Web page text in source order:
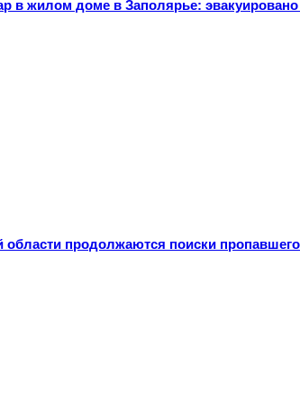
в жилом доме в Заполярье: эвакуировано
продолжаются поиски